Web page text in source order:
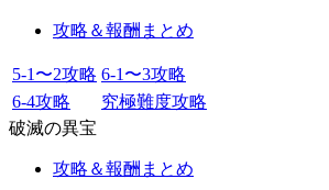
攻略＆報酬まとめ
5-1〜2攻略 6-1〜3攻略
6-4攻略
究極難度攻略
破滅の異宝
攻略＆報酬まとめ